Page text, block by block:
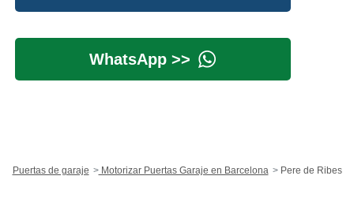
WhatsApp >>
Puertas de garaje Motorizar Puertas Garaje en Barcelona Pere de Ribes